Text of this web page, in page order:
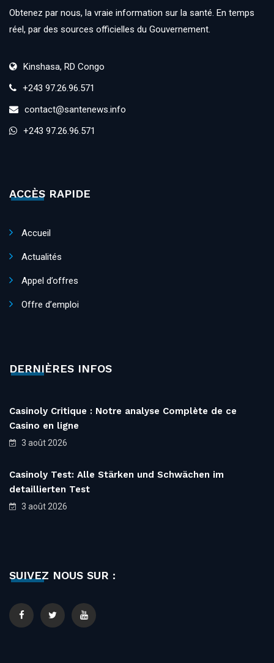
Obtenez par nous, la vraie information sur la santé. En temps
réel, par des sources officielles du Gouvernement.
Kinshasa, RD Congo
+243 97.26.96.571
contact@santenews.info
+243 97.26.96.571
ACCÈS RAPIDE
Accueil
Actualités
Appel d’offres
Offre d’emploi
DERNIÈRES INFOS
Casinoly Critique : Notre analyse Complète de ce
Casino en ligne
3 août 2026
Casinoly Test: Alle Stärken und Schwächen im
detaillierten Test
3 août 2026
SUIVEZ NOUS SUR :